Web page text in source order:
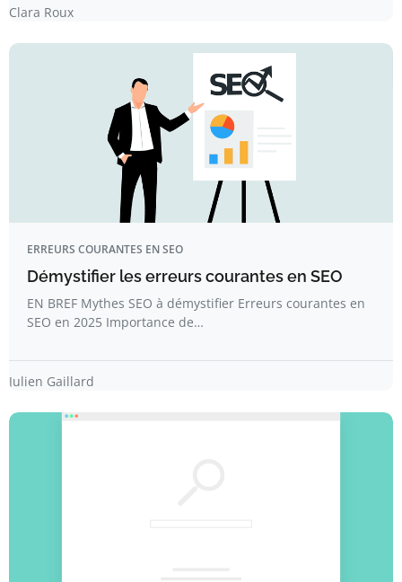
Clara Roux
ERREURS COURANTES EN SEO
Démystifier les erreurs courantes en SEO
EN BREF Mythes SEO à démystifier Erreurs courantes en
SEO en 2025 Importance de…
Julien Gaillard